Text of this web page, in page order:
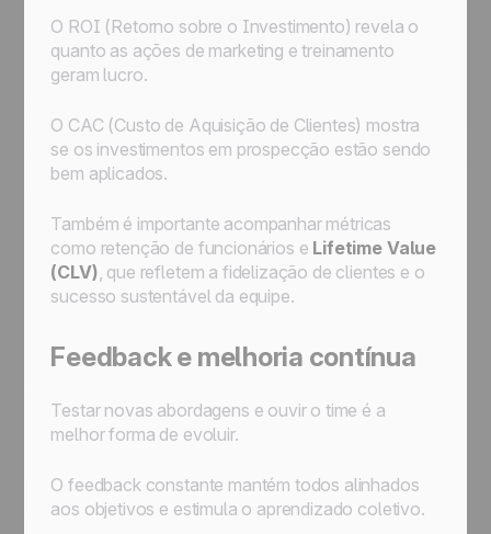
O ROI (Retorno sobre o Investimento) revela o
quanto as ações de marketing e treinamento
geram lucro.
O CAC (Custo de Aquisição de Clientes) mostra
se os investimentos em prospecção estão sendo
bem aplicados.
Também é importante acompanhar métricas
como retenção de funcionários e Lifetime Value
(CLV), que refletem a fidelização de clientes e o
sucesso sustentável da equipe.
Feedback e melhoria contínua
Testar novas abordagens e ouvir o time é a
melhor forma de evoluir.
O feedback constante mantém todos alinhados
aos objetivos e estimula o aprendizado coletivo.